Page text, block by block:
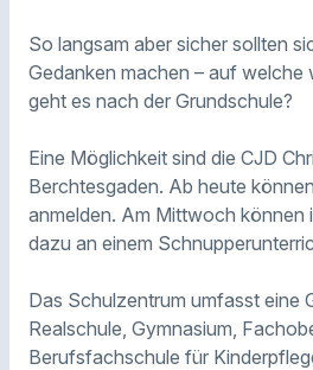
So langsam aber sicher sollten
Gedanken machen – auf welche
geht es nach der Grundschule?
Eine Möglichkeit sind die CJD
Berchtesgaden. Ab heute
anmelden. Am Mittwoch können
dazu an einem
Das Schulzentrum umfasst eine
Realschule, Gymnasium,
Berufsfachschule für